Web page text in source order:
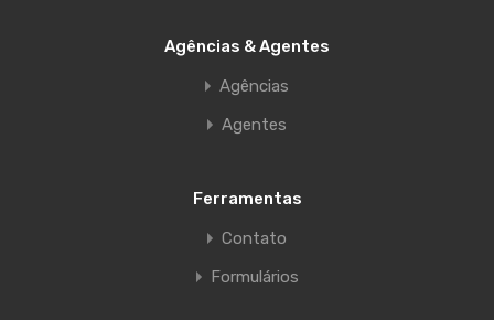
Agências & Agentes
Agências
Agentes
Ferramentas
Contato
Formulários